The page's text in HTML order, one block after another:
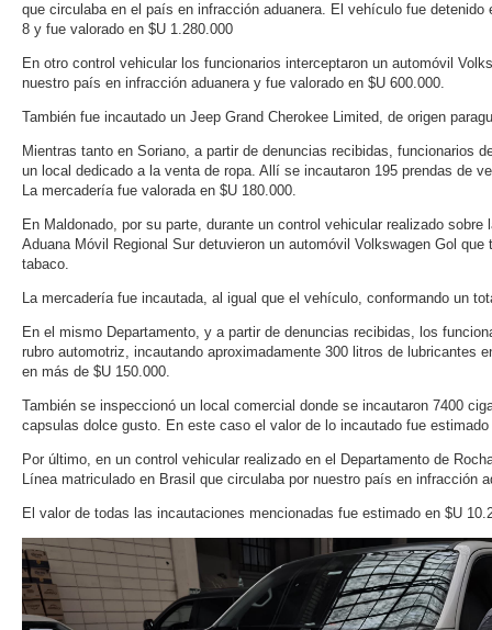
que circulaba en el país en infracción aduanera. El vehículo fue
8 y fue valorado en $U 1.280.000
En otro control vehicular los funcionarios interceptaron un automóvil
nuestro país en infracción aduanera y fue valorado en $U 600.000.
También fue incautado un Jeep Grand Cherokee Limited, de origen
Mientras tanto en Soriano, a partir de denuncias recibidas, funcionarios
un local dedicado a la venta de ropa. Allí se incautaron 195 prendas de
La mercadería fue valorada en $U 180.000.
En Maldonado, por su parte, durante un control vehicular realizado
Aduana Móvil Regional Sur detuvieron un automóvil Volkswagen Gol
tabaco.
La mercadería fue incautada, al igual que el vehículo, conformando un
En el mismo Departamento, y a partir de denuncias recibidas, los
rubro automotriz, incautando aproximadamente 300 litros de lubricantes
en más de $U 150.000.
También se inspeccionó un local comercial donde se incautaron 7400
capsulas dolce gusto. En este caso el valor de lo incautado fue estimado
Por último, en un control vehicular realizado en el Departamento de
Línea matriculado en Brasil que circulaba por nuestro país en infracción
El valor de todas las incautaciones mencionadas fue estimado en $U